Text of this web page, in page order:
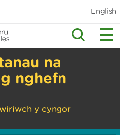
English
na
nghefn
y cyngor